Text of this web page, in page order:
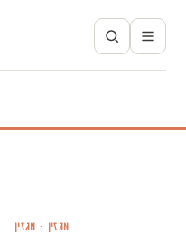
מגזין · מגזין